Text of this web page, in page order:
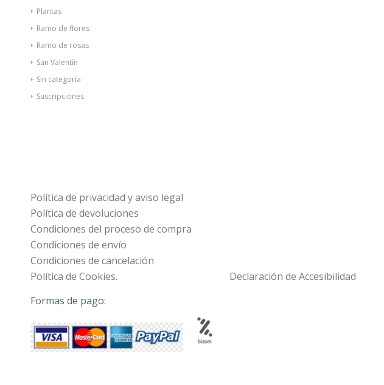
Plantas
Ramo de flores
Ramo de rosas
San Valentín
Sin categoría
Suscripciones
Política de privacidad y aviso legal
Política de devoluciones
Condiciones del proceso de compra
Condiciones de envío
Condiciones de cancelación
Política de Cookies.
Declaración de Accesibilidad
Formas de pago: